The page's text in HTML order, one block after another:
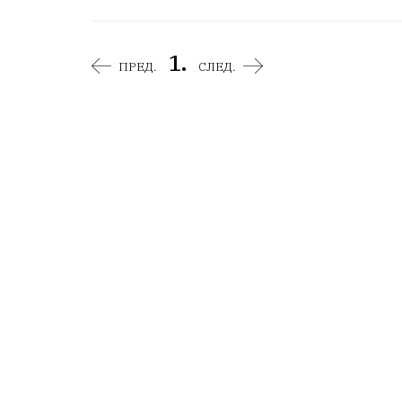
ПРЕД. 1. СЛЕД.